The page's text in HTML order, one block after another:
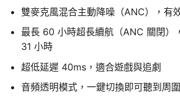
雙麥克風混合主動降噪（ANC），有
最長 60 小時超長續航（ANC 關閉）
31 小時
超低延遲 40ms，適合遊戲與追劇
音頻透明模式，一鍵切換即可聽到周